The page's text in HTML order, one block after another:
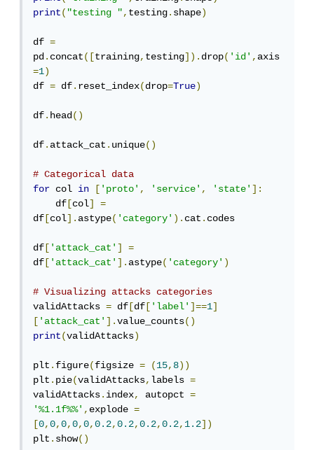
print("testing ",testing.shape)
df =
pd.concat([training,testing]).drop('id',axis
=1)
df = df.reset_index(drop=True)
df.head()
df.attack_cat.unique()
# Categorical data
for col in ['proto', 'service', 'state']:
df [col]
=
df [col].astype('category').cat.codes
df ['attack_cat']
=
df ['attack_cat'].astype('category')
# Visualizing attacks categories
validAttacks = df [df ['label']==1]
['attack_cat'].value_counts()
print(validAttacks)
plt.figure(figsize = (15,8))
plt.pie(validAttacks,labels =
validAttacks.index, autopct =
'%1.1f%%',explode =
[0,0,0,0,0,0.2,0.2,0.2,0.2,1.2])
plt.show()